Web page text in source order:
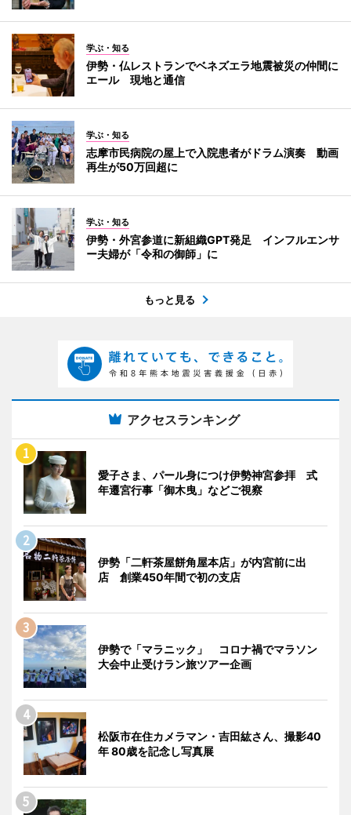
学ぶ・知る
伊勢・仏レストランでベネズエラ地震被災の仲間に
エール 現地と通信
学ぶ・知る
志摩市民病院の屋上で入院患者がドラム演奏 動画
再生が50万回超に
学ぶ・知る
伊勢・外宮参道に新組織GPT発足 インフルエンサ
ー夫婦が「令和の御師」に
もっと見る
アクセスランキング
愛子さま、パール身につけ伊勢神宮参拝 式
年遷宮行事「御木曳」などご視察
伊勢「二軒茶屋餅角屋本店」が内宮前に出
店 創業450年間で初の支店
伊勢で「マラニック」 コロナ禍でマラソン
大会中止受けラン旅ツアー企画
松阪市在住カメラマン・吉田紘さん、撮影40
年 80歳を記念し写真展